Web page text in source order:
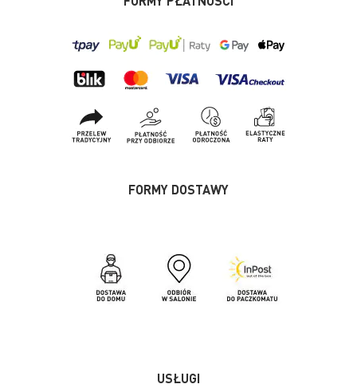
FORMY DOSTAWY
USŁUGI